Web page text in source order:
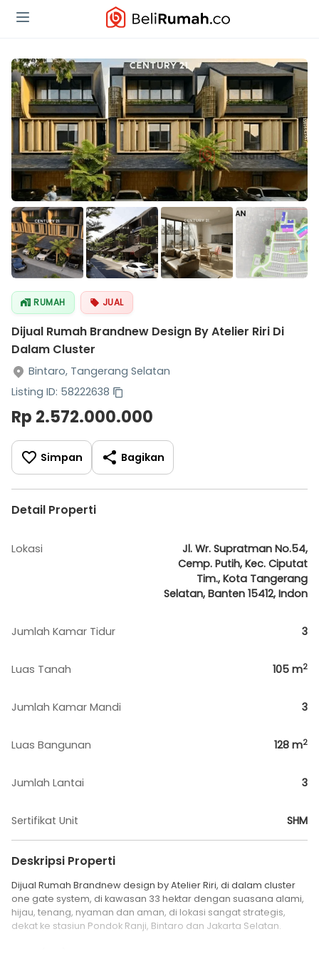
RUMAH JUAL
Dijual Rumah Brandnew Design By Atelier Riri Di
Dalam Cluster
Bintaro, Tangerang Selatan
Listing ID: 58222638
Rp 2.572.000.000
Simpan Bagikan
Detail Properti
Lokasi
Jl. Wr. Supratman No.54,
Cemp. Putih, Kec. Ciputat
Tim., Kota Tangerang
Selatan, Banten 15412, Indon
Jumlah Kamar Tidur 3
Luas Tanah 105 m2
Jumlah Kamar Mandi 3
Luas Bangunan 128 m2
Jumlah Lantai 3
Sertifikat Unit SHM
Deskripsi Properti
Dijual Rumah Brandnew design by Atelier Riri, di dalam cluster
one gate system, di kawasan 33 hektar dengan suasana alami,
hijau, tenang, nyaman dan aman, di lokasi sangat strategis,
dekat ke stasiun Pondok Ranji, Bintaro dan Jakarta Selatan.